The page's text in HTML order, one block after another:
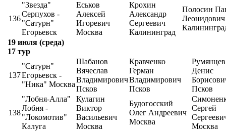
136
"Звезда"
Серпухов -
"Сатурн"
Егорьевск
Еськов
Алексей
Игоревич
Москва
Крохин
Александр
Сергеевич
Калининград
Полосин
Леонидович
19 июля (среда)
17 тур
137
"Сатурн"
Егорьевск -
"Ника" Москва
Шабанов
Вячеслав
Владимирович
Псков
Кравченко
Герман
Владимирович
Псков
Румянцев
Денис
Псков
138
"Лобня-Алла"
Лобня -
"Локомотив"
Калуга
Кулагин
Виктор
Васильевич
Москва
Будогосский
Олег Андреевич
Москва
Сергей
Москва